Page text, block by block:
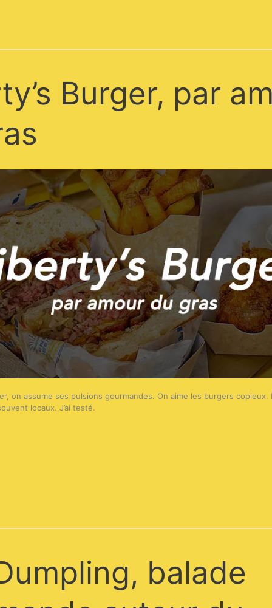
Burger, par
on assume ses pulsions gourmandes. On aime les burgers
locaux. J’ai testé.
balade